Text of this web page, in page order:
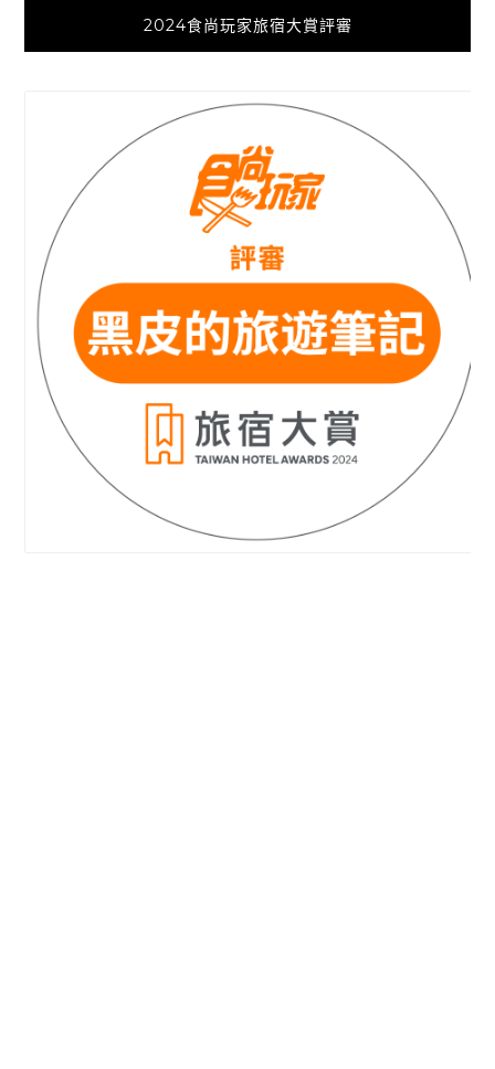
2024食尚玩家旅宿大賞評審